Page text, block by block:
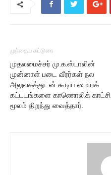
முந்தைய கட்டுரை
முதலமைச்சர் மு.க.ஸ்டாலின்
முன்னாள் படை வீரர்கள் நல
அலுலகத்துடன் கூடிய மையக்
கட்டடங்களை காணொலிக் காட்சி
மூலம் திறந்து வைத்தார்.